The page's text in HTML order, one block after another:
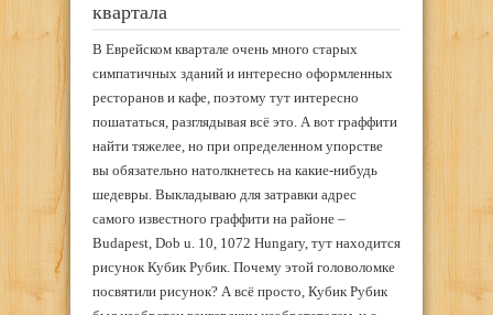
квартала
В Еврейском квартале очень много старых
симпатичных зданий и интересно оформленных
ресторанов и кафе, поэтому тут интересно
пошататься, разглядывая всё это. А вот граффити
найти тяжелее, но при определенном упорстве
вы обязательно натолкнетесь на какие-нибудь
шедевры. Выкладываю для затравки адрес
самого известного граффити на районе –
Budapest, Dob u. 10, 1072 Hungary, тут находится
рисунок Кубик Рубик. Почему этой головоломке
посвятили рисунок? А всё просто, Кубик Рубик